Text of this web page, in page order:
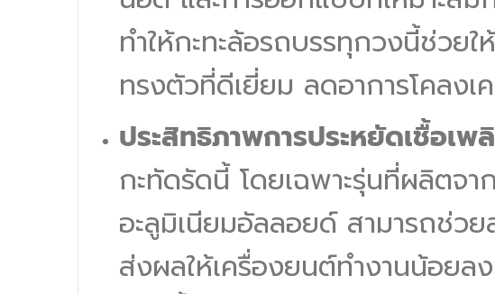
ทำให้กะทะล้อรถบรรทุกวงนี้ช่วย
ทรงตัวที่ดีเยี่ยม ลดอาการโคลง
ประสิทธิภาพการประหยัดเชื้อเพ
กะทัดรัดนี้ โดยเฉพาะรุ่นที่ผลิตจา
อะลูมิเนียมอัลลอยด์ สามารถช่ว
ส่งผลให้เครื่องยนต์ทำงานน้อยล